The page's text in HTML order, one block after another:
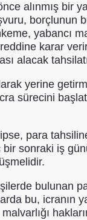
alınmış
yabancı
karar
alacak
yerine
sürecini
para
sonraki iş
bulunan
bu, icranın